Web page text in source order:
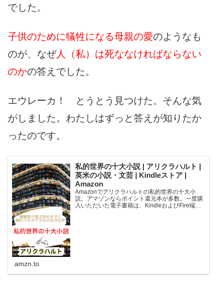
でした。
子供のために犠牲になる母親の愛のようなも
のが、なぜ人（私）は死ななければならない
のかの答えでした。
エウレーカ！ とうとう見つけた。そんな気
がしました。わたしはずっと答えが知りたか
ったのです。
私的世界の十大小説 | アリクラハルト |
英米の小説・文芸 | Kindleストア |
Amazon
Amazonでアリクラハルトの私的世界の十大小
説。アマゾンならポイント還元本が多数。一度購
入いただいた電子書籍は、KindleおよびFire端
amzn.to